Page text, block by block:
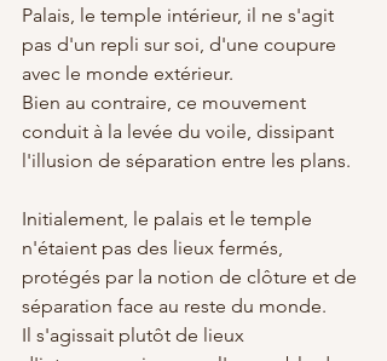
Palais, le temple intérieur, il ne s'agit
pas d'un repli sur soi, d'une coupure
avec le monde extérieur.
Bien au contraire, ce mouvement
conduit à la levée du voile, dissipant
l'illusion de séparation entre les plans.
Initialement, le palais et le temple
n'étaient pas des lieux fermés,
protégés par la notion de clôture et de
séparation face au reste du monde.
Il s'agissait plutôt de lieux